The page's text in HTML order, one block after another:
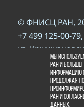
© ФНИСЦ РАН,
+7 499 125-00-
ул.
При
РАН просьба
Пожалуйста,
копирайта
Мы
РАН и
информацию
Продолжая
РАН и
данных.